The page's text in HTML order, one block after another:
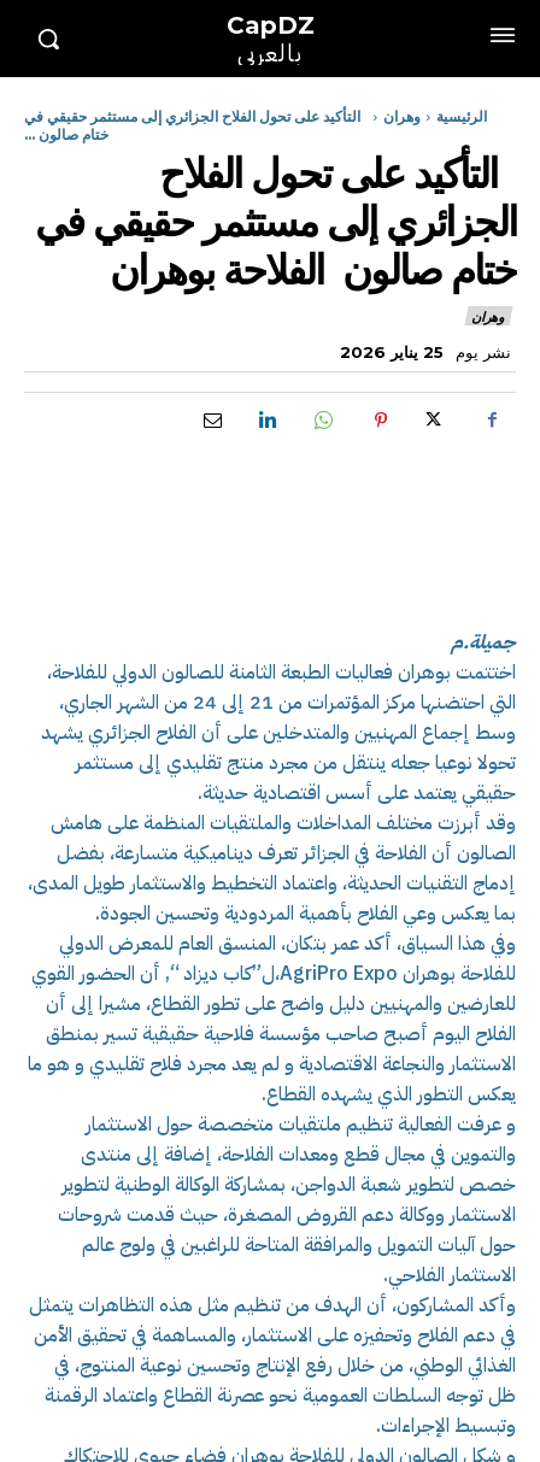
CapDZ
بالعربي
الرئيسية وهران
التأكيد على تحول الفلاح الجزائري إلى مستثمر حقيقي في
ختام صالون ...
التأكيد على تحول الفلاح
الجزائري إلى مستثمر حقيقي في
ختام صالون الفلاحة بوهران
وهران
نشر يوم 25 يناير 2026
جميلة.م
اختتمت بوهران فعاليات الطبعة الثامنة للصالون الدولي للفلاحة،
التي احتضنها مركز المؤتمرات من 21 إلى 24 من الشهر الجاري،
وسط إجماع المهنيين والمتدخلين على أن الفلاح الجزائري يشهد
تحولا نوعيا جعله ينتقل من مجرد منتج تقليدي إلى مستثمر
حقيقي يعتمد على أسس اقتصادية حديثة.
وقد أبرزت مختلف المداخلات والملتقيات المنظمة على هامش
الصالون أن الفلاحة في الجزائر تعرف ديناميكية متسارعة، بفضل
إدماج التقنيات الحديثة، واعتماد التخطيط والاستثمار طويل المدى،
بما يعكس وعي الفلاح بأهمية المردودية وتحسين الجودة.
وفي هذا السياق، أكد عمر بتكان، المنسق العام للمعرض الدولي
للفلاحة بوهران AgriPro Expo،ل”كاب ديزاد “, أن الحضور القوي
للعارضين والمهنيين دليل واضح على تطور القطاع، مشيرا إلى أن
الفلاح اليوم أصبح صاحب مؤسسة فلاحية حقيقية تسير بمنطق
الاستثمار والنجاعة الاقتصادية و لم يعد مجرد فلاح تقليدي و هو ما
يعكس التطور الذي يشهده القطاع.
و عرفت الفعالية تنظيم ملتقيات متخصصة حول الاستثمار
والتموين في مجال قطع ومعدات الفلاحة، إضافة إلى منتدى
خصص لتطوير شعبة الدواجن، بمشاركة الوكالة الوطنية لتطوير
الاستثمار ووكالة دعم القروض المصغرة، حيث قدمت شروحات
حول آليات التمويل والمرافقة المتاحة للراغبين في ولوج عالم
الاستثمار الفلاحي.
وأكد المشاركون، أن الهدف من تنظيم مثل هذه التظاهرات يتمثل
في دعم الفلاح وتحفيزه على الاستثمار، والمساهمة في تحقيق الأمن
الغذائي الوطني، من خلال رفع الإنتاج وتحسين نوعية المنتوج، في
ظل توجه السلطات العمومية نحو عصرنة القطاع واعتماد الرقمنة
وتبسيط الإجراءات.
و شكل الصالون الدولي للفلاحة بوهران فضاء حيوي للاحتكاك